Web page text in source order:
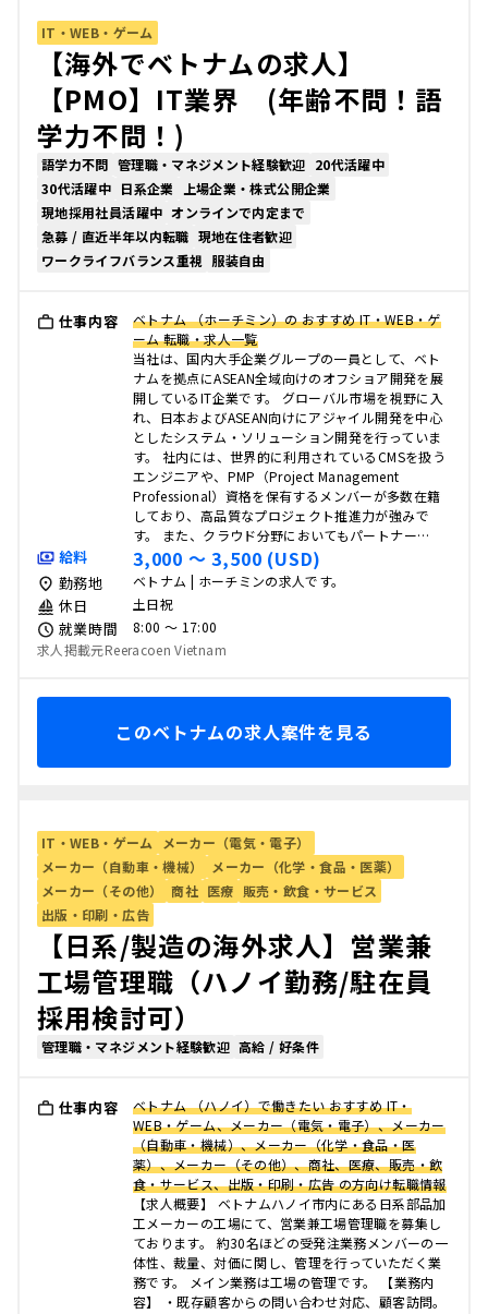
IT・WEB・ゲーム
【海外でベトナムの求人】
【PMO】IT業界 (年齢不問！語
学力不問！)
語学力不問 管理職・マネジメント経験歓迎 20代活躍中
30代活躍中 日系企業
上場企業・株式公開企業
現地採用社員活躍中 オンラインで内定まで
急募 / 直近半年以内転職 現地在住者歓迎
ワークライフバランス重視 服装自由
仕事内容
ベトナム （ホーチミン）の おすすめ IT・WEB・ゲ
ーム 転職・求人一覧
当社は、国内大手企業グループの一員として、ベト
ナムを拠点にASEAN全域向けのオフショア開発を展
開しているIT企業です。 グローバル市場を視野に入
れ、日本およびASEAN向けにアジャイル開発を中心
としたシステム・ソリューション開発を行っていま
す。 社内には、世界的に利用されているCMSを扱う
エンジニアや、PMP（Project Management
Professional）資格を保有するメンバーが多数在籍
しており、高品質なプロジェクト推進力が強みで
す。 また、クラウド分野においてもパートナー…
給料 3,000 〜 3,500 (USD)
勤務地 ベトナム | ホーチミンの求人です。
休日 土日祝
就業時間
8:00 〜 17:00
求人掲載元Reeracoen Vietnam
このベトナムの求人案件を見る
IT・WEB・ゲーム
メーカー（電気・電子）
メーカー（自動車・機械）
メーカー（化学・食品・医薬）
メーカー（その他）
商社 医療 販売・飲食・サービス
出版・印刷・広告
【日系/製造の海外求人】営業兼
工場管理職（ハノイ勤務/駐在員
採用検討可）
管理職・マネジメント経験歓迎 高給 / 好条件
仕事内容
ベトナム （ハノイ）で働きたい おすすめ IT・
WEB・ゲーム、メーカー（電気・電子）、メーカー
（自動車・機械）、メーカー（化学・食品・医
薬）、メーカー（その他）、商社、医療、販売・飲
食・サービス、出版・印刷・広告 の方向け転職情報
【求人概要】 ベトナムハノイ市内にある日系部品加
工メーカーの工場にて、営業兼工場管理職を募集し
ております。 約30名ほどの受発注業務メンバーの一
体性、裁量、対価に関し、管理を行っていただく業
務です。 メイン業務は工場の管理です。 【業務内
容】 ・既存顧客からの問い合わせ対応、顧客訪問。